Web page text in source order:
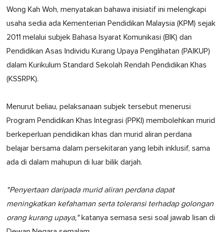
Wong Kah Woh, menyatakan bahawa inisiatif ini melengkapi
usaha sedia ada Kementerian Pendidikan Malaysia (KPM) sejak
2011 melalui subjek Bahasa Isyarat Komunikasi (BIK) dan
Pendidikan Asas Individu Kurang Upaya Penglihatan (PAIKUP)
dalam Kurikulum Standard Sekolah Rendah Pendidikan Khas
(KSSRPK).
Menurut beliau, pelaksanaan subjek tersebut menerusi
Program Pendidikan Khas Integrasi (PPKI) membolehkan murid
berkeperluan pendidikan khas dan murid aliran perdana
belajar bersama dalam persekitaran yang lebih inklusif, sama
ada di dalam mahupun di luar bilik darjah.
"Penyertaan daripada murid aliran perdana dapat
meningkatkan kefahaman serta toleransi terhadap golongan
orang kurang upaya," katanya semasa sesi soal jawab lisan di